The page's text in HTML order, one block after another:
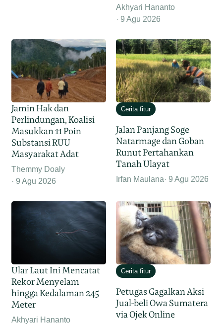
Akhyari Hananto
9 Agu 2026
Jamin Hak dan
Perlindungan, Koalisi
Masukkan 11 Poin
Substansi RUU
Masyarakat Adat
Themmy Doaly
9 Agu 2026
Cerita fitur
Jalan Panjang Soge
Natarmage dan Goban
Runut Pertahankan
Tanah Ulayat
Irfan Maulana 9 Agu 2026
Ular Laut Ini Mencatat
Rekor Menyelam
hingga Kedalaman 245
Meter
Akhyari Hananto
Cerita fitur
Petugas Gagalkan Aksi
Jual-beli Owa Sumatera
via Ojek Online